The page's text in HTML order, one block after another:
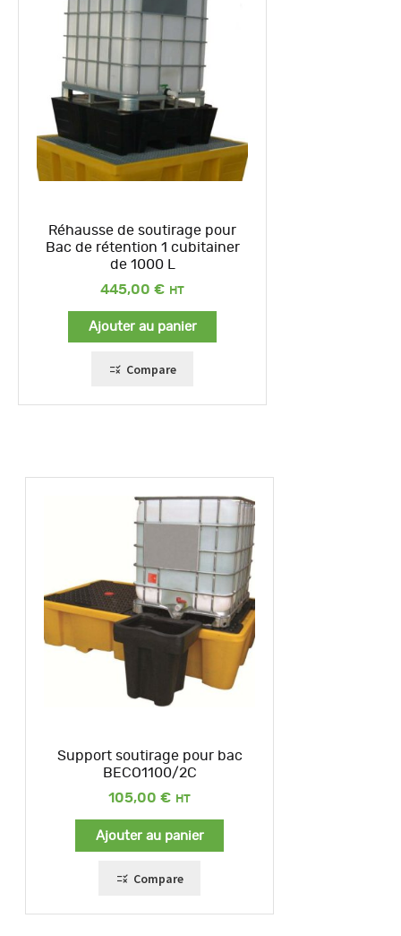
Réhausse de soutirage pour
Bac de rétention 1 cubitainer
de 1000 L
445,00 €
Ajouter au panier
Compare
Support soutirage pour bac
BECO1100/2C
105,00 €
Ajouter au panier
Compare